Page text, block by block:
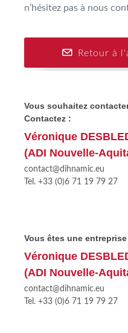
n’hésitez pas à nous
Retour à
Vous souhaitez
Contactez :
Véronique
(ADI Nouvelle-
contact@dihnamic.eu
Tel. +33 (0)6 71 19 79 27
Vous êtes une
Véronique
(ADI Nouvelle-
contact@dihnamic.eu
Tel. +33 (0)6 71 19 79 27